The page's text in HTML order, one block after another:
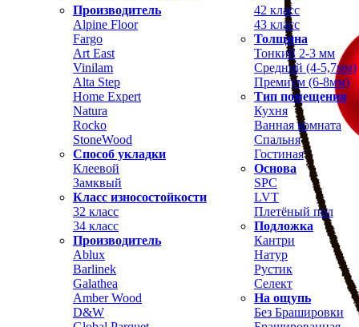
Производитель
Alpine Floor
Fargo
Art East
Vinilam
Alta Step
Home Expert
Natura
Rocko
StoneWood
Способ укладки
Клеевой
Замквый
Класс износостойкости
32 класс
34 класс
42 класс
43 класс
Толщина
Тонкий 2-3 мм
Средний (4-5,7мм)
Премиум (6-8мм)
Тип помещения
Кухня
Ванная комната
Спальня
Гостиная
Основа
SPC
LVT
Плетёный пол
Подложка
Производитель
Ablux
Barlinek
Galathea
Amber Wood
D&W
Кантри
Натур
Рустик
Селект
На ощупь
Без Брашировки